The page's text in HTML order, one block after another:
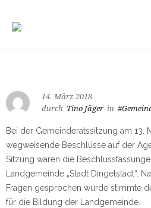
14. März 2018
durch Tino Jäger in
Bei der Gemeinderatssitzung am 13.
wegweisende Beschlüsse auf der
Sitzung waren die
Landgemeinde „Stadt Dingelstädt“.
Fragen gesprochen wurde stimmte
für die Bildung der Landgemeinde.